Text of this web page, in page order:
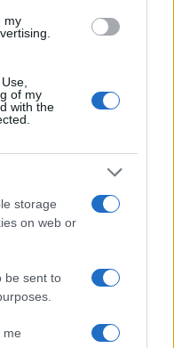
my
of my
with the
storage
on web or
be sent to
me
spaccio e degrado: